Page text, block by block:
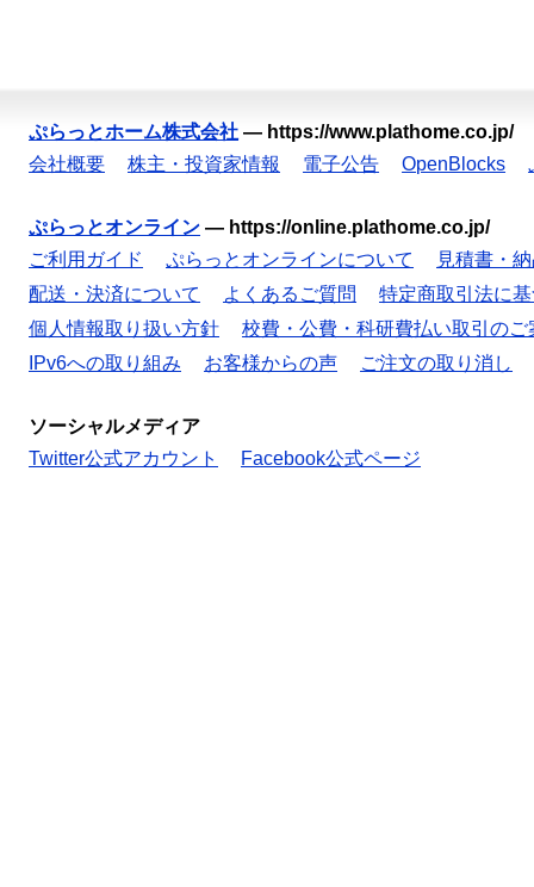
ぷらっとホーム株式会社 — https://www.plathome.co.jp/
会社概要
株主・投資家情報 電子公告 OpenBlocks
ぷらっとオンライン — https://online.plathome.co.jp/
ご利用ガイド
ぷらっとオンラインについて
見積書・
配送・決済について
よくあるご質問
特定商取引法に
個人情報取り扱い方針
校費・公費・科研費払い取引のご
IPv6への取り組み
お客様からの声 ご注文の取り消し
ソーシャルメディア
Twitter公式アカウント
Facebook公式ページ